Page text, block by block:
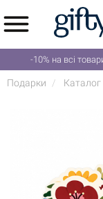
-10% на всі
Подарки Каталог